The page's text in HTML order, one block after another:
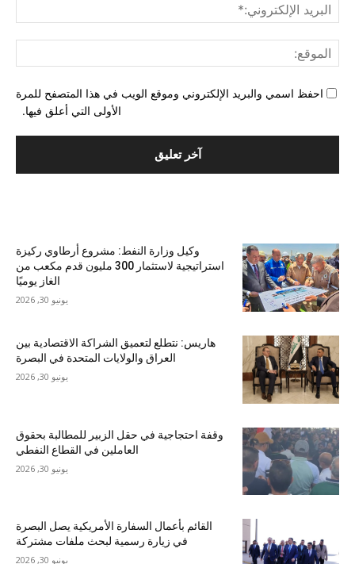
احفظ اسمي والبريد الإلكتروني وموقع الويب في هذا المتصفح للمرة
الأولى التي أعلق فيها.
وكيل وزارة النفط: مشروع أرطاوي ركيزة
استراتيجية لاستثمار 300 مليون قدم مكعب من
الغاز يوميًا
يونيو 30, 2026
هاريس: نتطلع لتعميق الشراكة الاقتصادية بين
العراق والولايات المتحدة في البصرة
يونيو 30, 2026
وقفة احتجاجية في حقل الزبير للمطالبة بحقوق
العاملين في القطاع النفطي
يونيو 30, 2026
القائم بأعمال السفارة الأمريكية يصل البصرة
في زيارة رسمية لبحث ملفات مشتركة
يونيو 30, 2026